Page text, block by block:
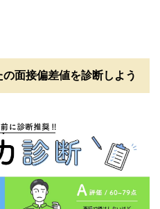
面接偏差値を診断しよう